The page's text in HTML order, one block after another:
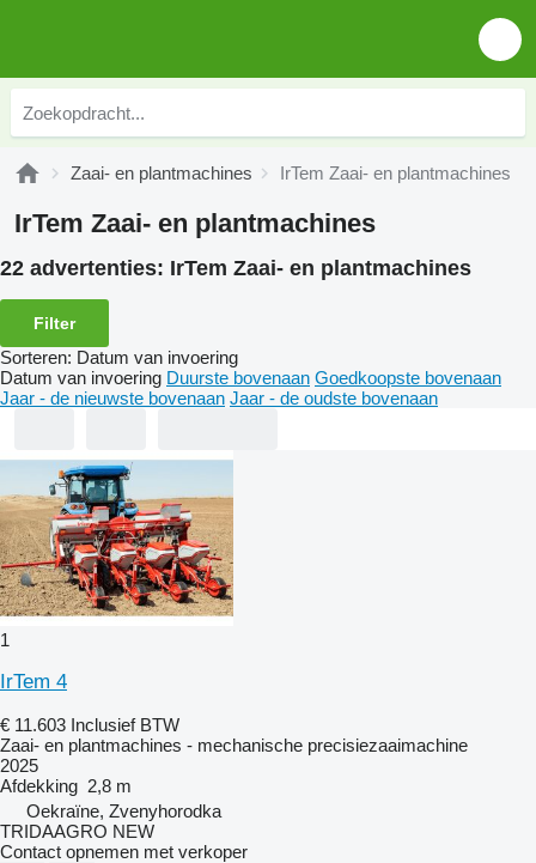
Zaai- en plantmachines IrTem Zaai- en plantmachines
IrTem Zaai- en plantmachines
22 advertenties: IrTem Zaai- en plantmachines
Filter
Sorteren: Datum van invoering
Datum van invoering Duurste bovenaan Goedkoopste bovenaan
Jaar - de nieuwste bovenaan Jaar - de oudste bovenaan
1
IrTem 4
€ 11.603 Inclusief BTW
Zaai- en plantmachines - mechanische precisiezaaimachine
2025
Afdekking 2,8 m
Oekraïne, Zvenyhorodka
TRIDAAGRO NEW
Contact opnemen met verkoper